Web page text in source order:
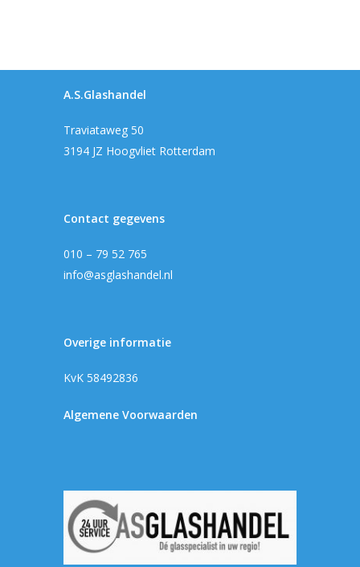
A.S.Glashandel
Traviataweg 50
3194 JZ Hoogvliet Rotterdam
Contact gegevens
010 – 79 52 765
info@asglashandel.nl
Overige informatie
KvK 58492836
Algemene Voorwaarden